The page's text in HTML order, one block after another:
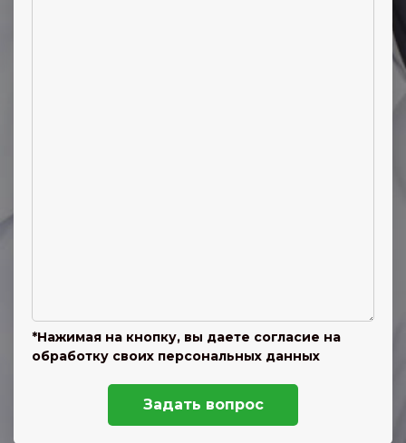
*Нажимая на кнопку, вы даете согласие на
обработку своих персональных данных